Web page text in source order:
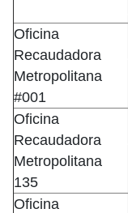
Oficina
Recaudadora
Metropolitana
#001
Oficina
Recaudadora
Metropolitana
135
Oficina